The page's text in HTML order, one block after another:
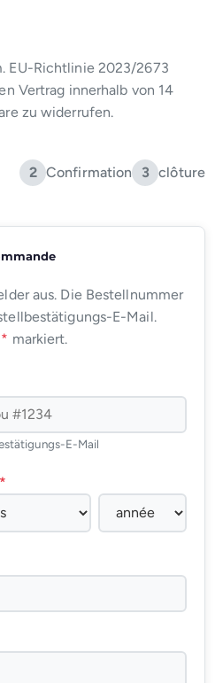
EU-Richtlinie 2023/2673
Vertrag innerhalb von 14
zu widerrufen.
2 Confirmation 3 clôture
aus. Die Bestellnummer
E-Mail.
* markiert.
E-Mail
*